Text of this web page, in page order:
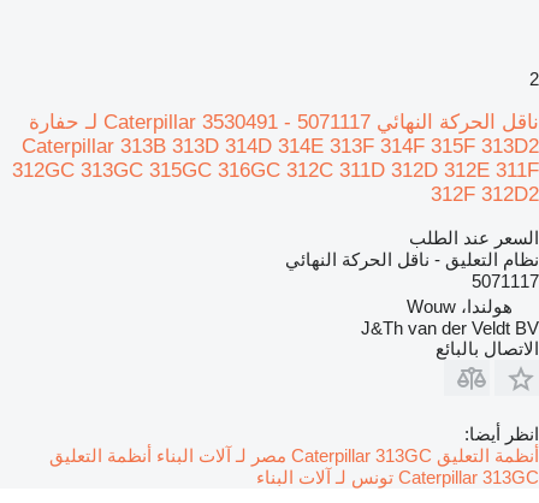
2
ناقل الحركة النهائي Caterpillar 3530491 - 5071117 لـ حفارة
Caterpillar 313B 313D 314D 314E 313F 314F 315F 313D2
312GC 313GC 315GC 316GC 312C 311D 312D 312E 311F
312F 312D2
السعر عند الطلب
نظام التعليق - ناقل الحركة النهائي
5071117
هولندا، Wouw
J&Th van der Veldt BV
الاتصال بالبائع
انظر أيضا:
أنظمة التعليق Caterpillar 313GC مصر لـ آلات البناء
أنظمة التعليق
Caterpillar 313GC تونس لـ آلات البناء